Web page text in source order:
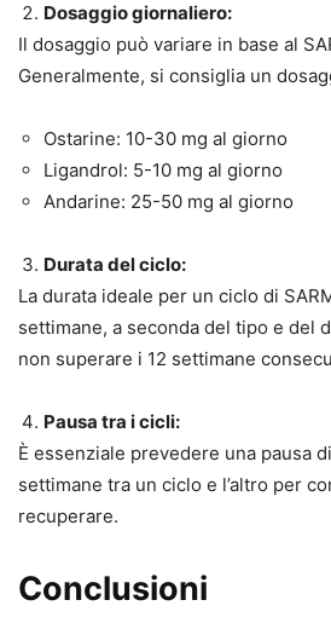
Dosaggio giornaliero:
Il dosaggio può variare in base al
Generalmente, si consiglia un
Ostarine: 10-30 mg al giorno
Ligandrol: 5-10 mg al giorno
Andarine: 25-50 mg al giorno
Durata del ciclo:
La durata ideale per un ciclo di
settimane, a seconda del tipo e del
non superare i 12 settimane
Pausa tra i cicli:
È essenziale prevedere una pausa
settimane tra un ciclo e l’altro per
recuperare.
Conclusioni